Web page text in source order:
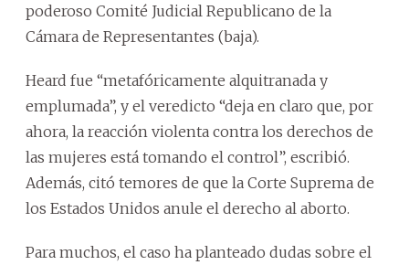
poderoso Comité Judicial Republicano de la
Cámara de Representantes (baja).
Heard fue “metafóricamente alquitranada y
emplumada”, y el veredicto “deja en claro que, por
ahora, la reacción violenta contra los derechos de
las mujeres está tomando el control”, escribió.
Además, citó temores de que la Corte Suprema de
los Estados Unidos anule el derecho al aborto.
Para muchos, el caso ha planteado dudas sobre el